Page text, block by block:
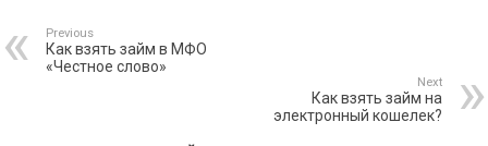
Previous
Как взять займ в МФО
«Честное слово»
Next
Как взять займ на
электронный кошелек?